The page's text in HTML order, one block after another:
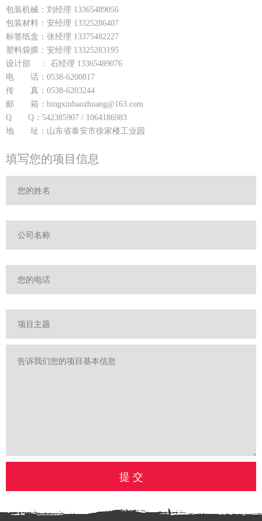
包装机械：刘经理 13365489056
包装材料：安经理 13325286407
标签纸盒：张经理 13375482227
塑料袋膜：安经理 13325283195
设计部 ： 石经理 13365489076
电 话：0538-6200817
传 真：0538-6203244
邮 箱：bingxinbaozhuang@163.com
Q Q：542385907 / 1064186983
地 址：山东省泰安市徐家楼工业园
填写您的项目信息